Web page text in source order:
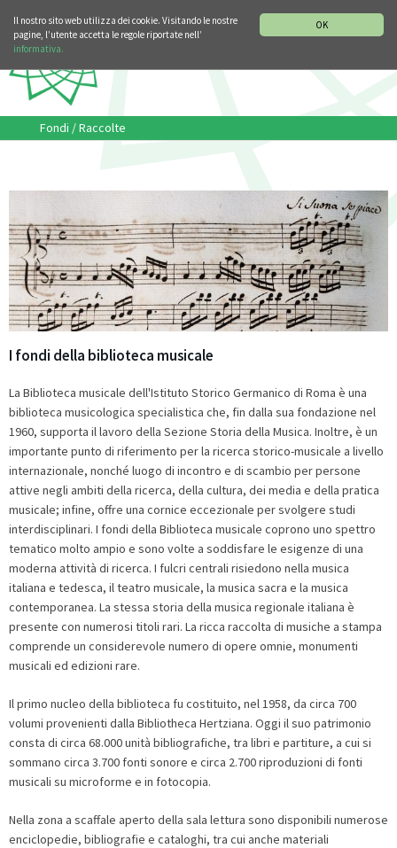
OK
Il nostro sito web utilizza dei cookie. Visitando le nostre
pagine, l’utente accetta le regole riportate nell’
informativa.
Fondi / Raccolte
I fondi della biblioteca musicale
La Biblioteca musicale dell'Istituto Storico Germanico di Roma è una
biblioteca musicologica specialistica che, fin dalla sua fondazione nel
1960, supporta il lavoro della Sezione Storia della Musica. Inoltre, è un
importante punto di riferimento per la ricerca storico-musicale a livello
internazionale, nonché luogo di incontro e di scambio per persone
attive negli ambiti della ricerca, della cultura, dei media e della pratica
musicale; infine, offre una cornice eccezionale per svolgere studi
interdisciplinari. I fondi della Biblioteca musicale coprono uno spettro
tematico molto ampio e sono volte a soddisfare le esigenze di una
moderna attività di ricerca. I fulcri centrali risiedono nella musica
italiana e tedesca, il teatro musicale, la musica sacra e la musica
contemporanea. La stessa storia della musica regionale italiana è
presente con numerosi titoli rari. La ricca raccolta di musiche a stampa
comprende un considerevole numero di opere omnie, monumenti
musicali ed edizioni rare.
Il primo nucleo della biblioteca fu costituito, nel 1958, da circa 700
volumi provenienti dalla Bibliotheca Hertziana. Oggi il suo patrimonio
consta di circa 68.000 unità bibliografiche, tra libri e partiture, a cui si
sommano circa 3.700 fonti sonore e circa 2.700 riproduzioni di fonti
musicali su microforme e in fotocopia.
Nella zona a scaffale aperto della sala lettura sono disponibili numerose
enciclopedie, bibliografie e cataloghi, tra cui anche materiali